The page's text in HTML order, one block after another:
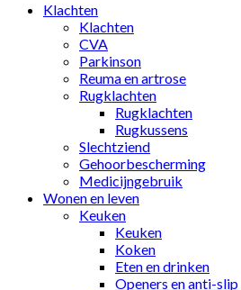
Klachten
Klachten
CVA
Parkinson
Reuma en artrose
Rugklachten
Rugklachten
Rugkussens
Slechtziend
Gehoorbescherming
Medicijngebruik
Wonen en leven
Keuken
Keuken
Koken
Eten en drinken
Openers en anti-slip